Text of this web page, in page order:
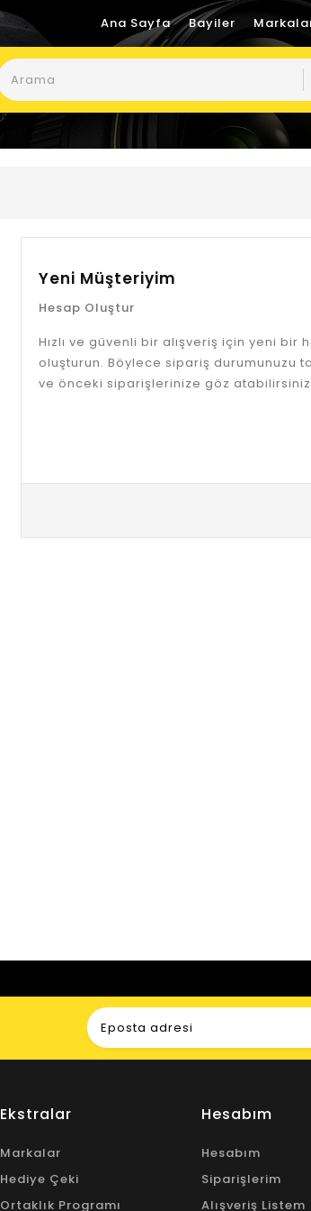
Ana Sayfa Bayiler
Yeni Müşteriyim
Hesap Oluştur
Hızlı ve güvenli bir alışveriş için yeni bir
oluşturun. Böylece sipariş durumunuzu
ve önceki siparişlerinize göz
08.00-20.00
Ekstralar
Markalar
Hediye Çeki
Ortaklık Programı
Hesabım
Hesabım
Siparişlerim
Alışveriş Listem